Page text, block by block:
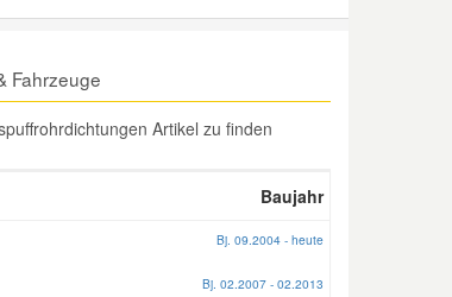
Fahrzeuge
Artikel zu finden
Baujahr
Bj. 09.2004 - heute
Bj. 02.2007 - 02.2013